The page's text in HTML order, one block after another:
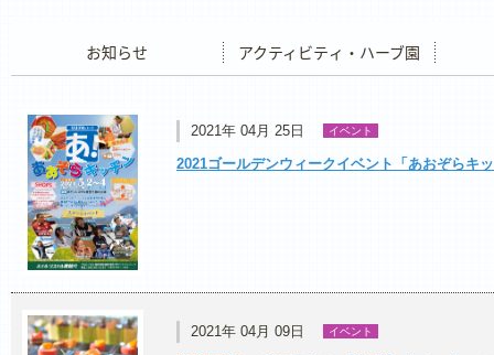
2021年 04月 25日 イベント
2021ゴールデンウィークイベント「あおぞらキ
2021年 04月 09日 イベント